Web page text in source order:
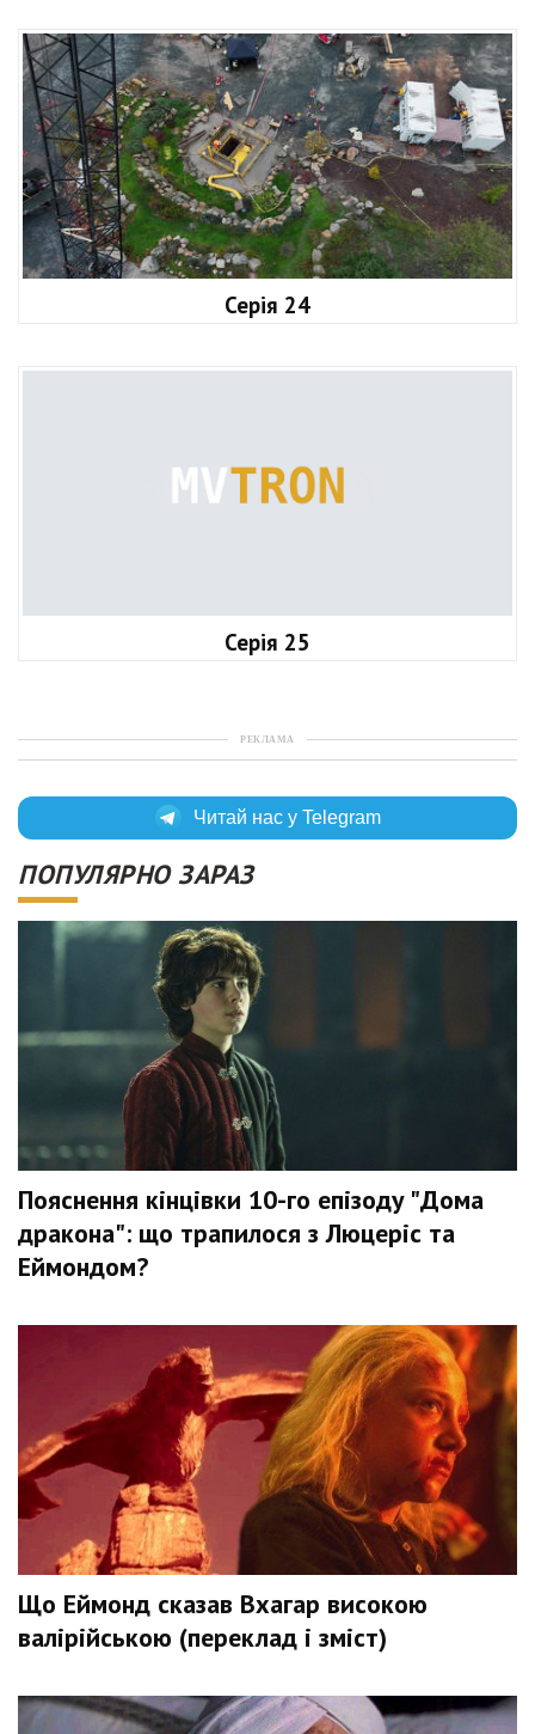
Серія 24
Серія 25
РЕКЛАМА
Читай нас у Telegram
ПОПУЛЯРНО ЗАРАЗ
Пояснення кінцівки 10-го епізоду "Дома
дракона": що трапилося з Люцеріс та
Еймондом?
Що Еймонд сказав Вхагар високою
валірійською (переклад і зміст)